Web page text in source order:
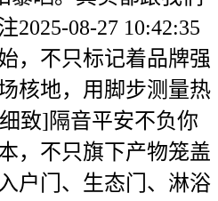
2025-08-27 10:42:35
，不只标记着品牌强
核地，用脚步测量热
致]隔音平安不负你
，不只旗下产物笼盖
户门、生态门、淋浴